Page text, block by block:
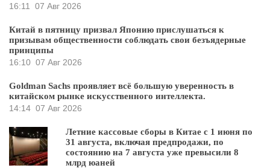
16:11
07 Авг 2026
Китай в пятницу призвал Японию прислушаться к
призывам общественности соблюдать свои безъядерные
принципы
16:10 07 Авг 2026
Goldman Sachs проявляет всё большую уверенность в
китайском рынке искусственного интеллекта.
14:14 07 Авг 2026
Летние кассовые сборы в Китае с 1 июня по
31 августа, включая предпродажи, по
состоянию на 7 августа уже превысили 8
млрд юаней